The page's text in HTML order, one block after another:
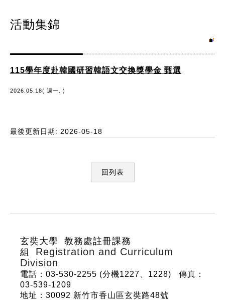
活動集錦
115學年度赴韓國研習韓語文交換獎學金 甄選
2026.05.18( 週一. )
最後更新日期: 2026-05-18
回列表
玄奘大學 教務處註冊課務
組 Registration and Curriculum
Division
電話：03-530-2255 (分機1227、1228) 傳真：
03-539-1209
地址：30092 新竹市香山區玄奘路48號